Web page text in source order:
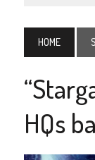
HOME
HQs